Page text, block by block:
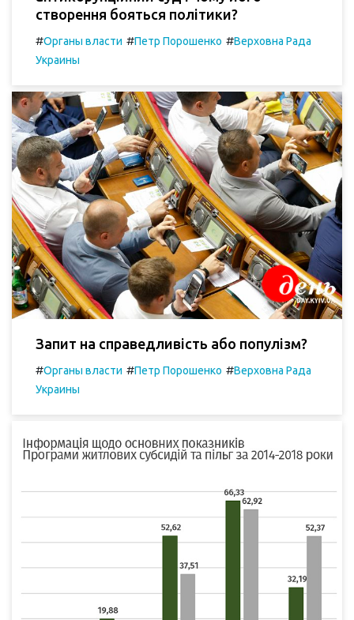
створення бояться політики?
#Органы власти #Петр Порошенко #Верховна Рада
Украины
Запит на справедливість або популізм?
#Органы власти #Петр Порошенко #Верховна Рада
Украины